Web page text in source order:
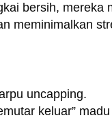
bersih, mereka
meminimalkan
uncapping.
keluar”